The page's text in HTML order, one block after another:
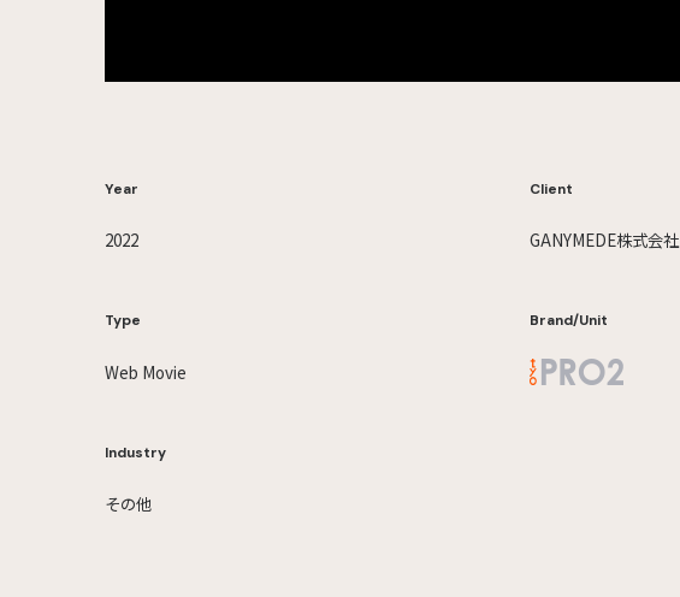
Year
2022
Type
Web Movie
Industry
その他
Client
GANYMEDE株式会社
Brand/Unit